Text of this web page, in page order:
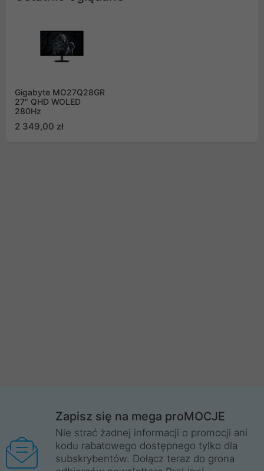
Gigabyte MO27Q28GR
27" QHD WOLED
280Hz
2 349,00 zł
Zapisz się na mega proMOCJE
Nie strać żadnej informacji o promocji ani
kodu rabatowego dostępnego tylko dla
subskrybentów. Dołącz teraz do grona